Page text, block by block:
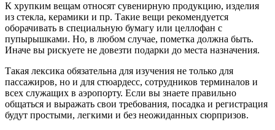
К хрупким вещам относят сувенирную продукцию, изделия
из стекла, керамики и пр. Такие вещи рекомендуется
оборачивать в специальную бумагу или целлофан с
пупырышками. Но, в любом случае, пометка должна быть.
Иначе вы рискуете не довезти подарки до места назначения.
Такая лексика обязательна для изучения не только для
пассажиров, но и для стюардесс, сотрудников терминалов и
всех служащих в аэропорту. Если вы знаете правильно
общаться и выражать свои требования, посадка и регистрация
будут простыми, легкими и без неожиданных сюрпризов.